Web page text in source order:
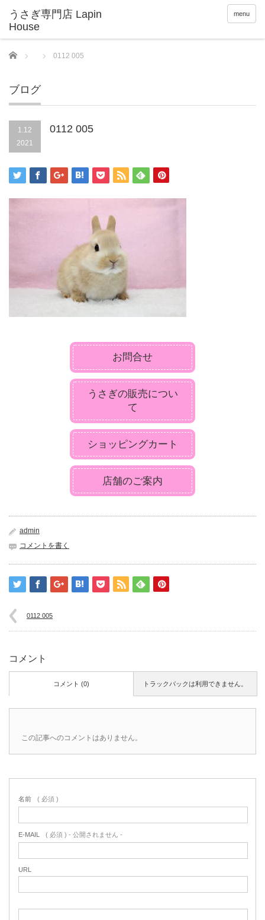
menu
Home 0112 005
ブログ
1.12
2021
0112 005
お問合せ
うさぎの販売につい
て
ショッピングカート
店舗のご案内
admin
コメントを書く
0112 005
コメント
トラックバックは利用できません。
コメント (0)
この記事へのコメントはありません。
名前 ( 必須 )
E-MAIL ( 必須 ) - 公開されません -
URL